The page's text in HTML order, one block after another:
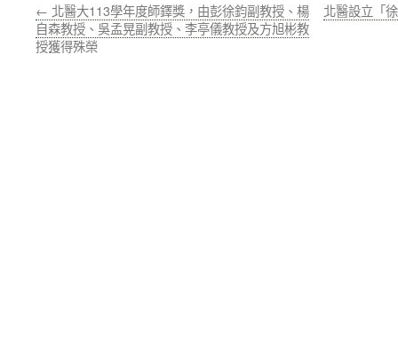
← 北醫大113學年度師鐸獎，由彭徐鈞副教授、楊
自森教授、吳孟晃副教授、李亭儀教授及方旭彬教
授獲得殊榮
北醫設立「